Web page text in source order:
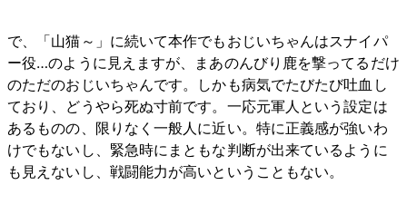
で、「山猫～」に続いて本作でもおじいちゃんはスナイパ
ー役…のように見えますが、まあのんびり鹿を撃ってるだけ
のただのおじいちゃんです。しかも病気でたびたび吐血し
ており、どうやら死ぬ寸前です。一応元軍人という設定は
あるものの、限りなく一般人に近い。特に正義感が強いわ
けでもないし、緊急時にまともな判断が出来ているように
も見えないし、戦闘能力が高いということもない。